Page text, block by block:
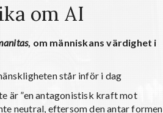
om AI
, om människans värdighet i
står inför i dag
är ”en antagonistisk kraft mot
neutral, eftersom den antar formen